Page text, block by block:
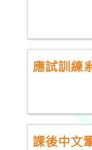
應試訓練
課後中文